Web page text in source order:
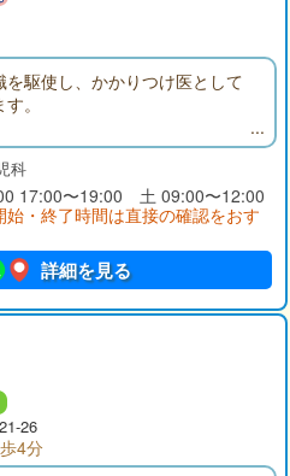
駆使し、かかりつけ医として
。
科
17:00〜19:00 土 09:00〜12:00
始・終了時間は直接の確認をおす
詳細を見る
26
4分